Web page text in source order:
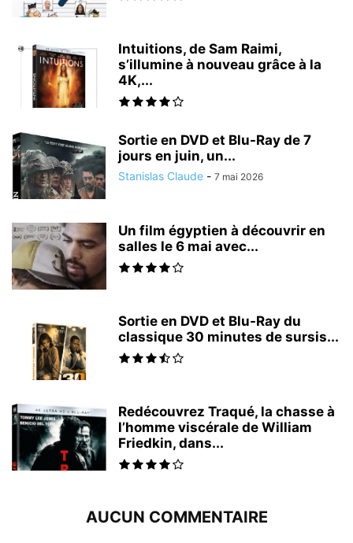
Intuitions, de Sam Raimi,
s’illumine à nouveau grâce à la
4K,...
Sortie en DVD et Blu-Ray de 7
jours en juin, un...
Stanislas Claude - 7 mai 2026
Un film égyptien à découvrir en
salles le 6 mai avec...
Sortie en DVD et Blu-Ray du
classique 30 minutes de sursis...
Redécouvrez Traqué, la chasse à
l’homme viscérale de William
Friedkin, dans...
AUCUN COMMENTAIRE